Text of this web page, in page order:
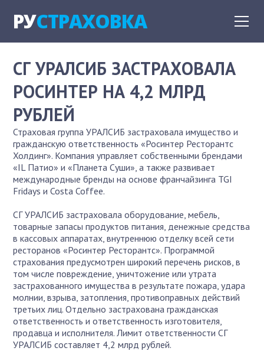
РУСТРАХОВКА
СГ УРАЛСИБ ЗАСТРАХОВАЛА
РОСИНТЕР НА 4,2 МЛРД
РУБЛЕЙ
Страховая группа УРАЛСИБ застраховала имущество и
гражданскую ответственность «Росинтер Ресторантс
Холдинг». Компания управляет собственными брендами
«IL Патио» и «Планета Суши», а также развивает
международные бренды на основе франчайзинга TGI
Fridays и Costa Coffee.
СГ УРАЛСИБ застраховала оборудование, мебель,
товарные запасы продуктов питания, денежные средства
в кассовых аппаратах, внутреннюю отделку всей сети
ресторанов «Росинтер Ресторантс». Программой
страхования предусмотрен широкий перечень рисков, в
том числе повреждение, уничтожение или утрата
застрахованного имущества в результате пожара, удара
молнии, взрыва, затопления, противоправных действий
третьих лиц. Отдельно застрахована гражданская
ответственность и ответственность изготовителя,
продавца и исполнителя. Лимит ответственности СГ
УРАЛСИБ составляет 4,2 млрд рублей.